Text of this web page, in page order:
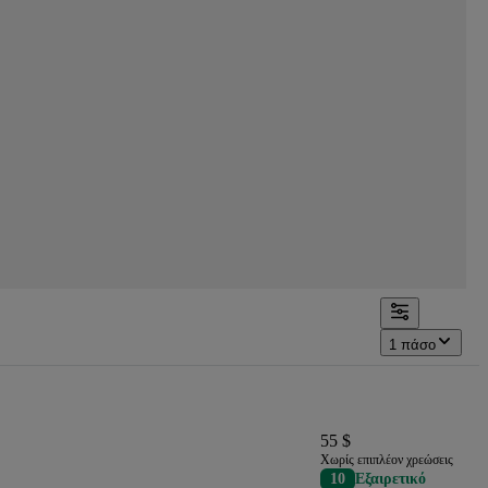
1 πάσο
55 $
Χωρίς επιπλέον χρεώσεις
10 Εξαιρετικό